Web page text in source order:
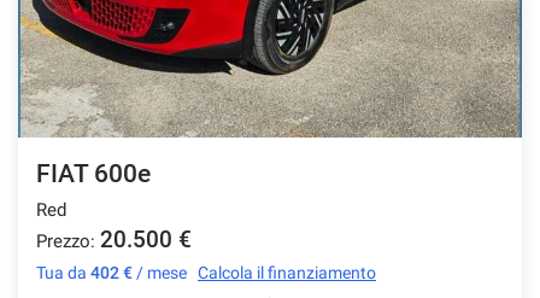
FIAT 600e
Red
Prezzo: 20.500 €
Tua da 402 € / mese Calcola il finanziamento